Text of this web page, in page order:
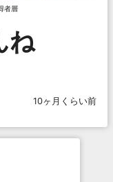
者層
ね
10ヶ月くらい前